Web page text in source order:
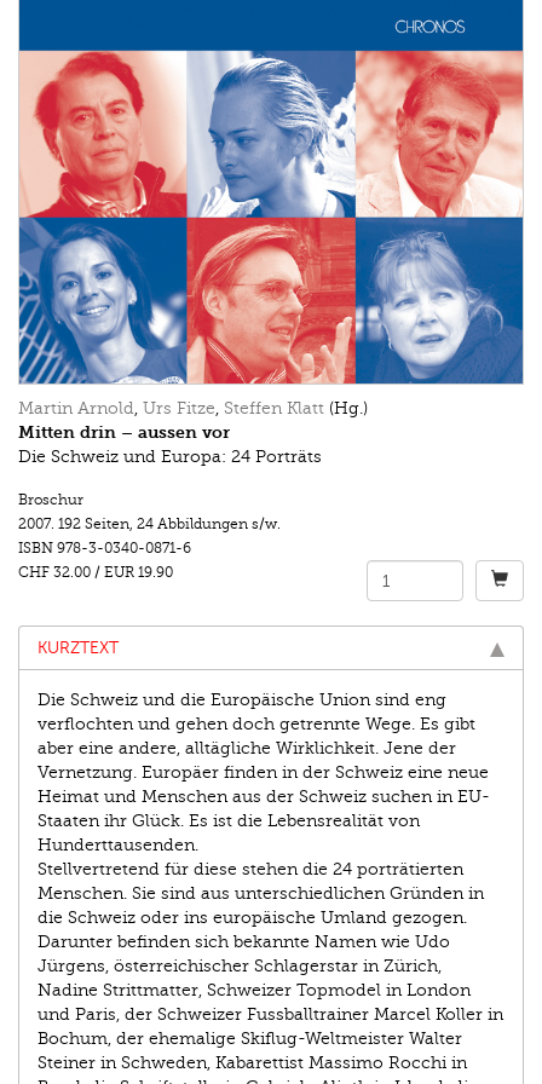
Martin Arnold, Urs Fitze, Steffen Klatt (Hg.)
Mitten drin – aussen vor
Die Schweiz und Europa: 24 Porträts
Broschur
2007. 192 Seiten, 24 Abbildungen s/w.
ISBN 978-3-0340-0871-6
CHF 32.00 / EUR 19.90
KURZTEXT
Die Schweiz und die Europäische Union sind eng
verﬂochten und gehen doch getrennte Wege. Es gibt
aber eine andere, alltägliche Wirklichkeit. Jene der
Vernetzung. Europäer ﬁnden in der Schweiz eine neue
Heimat und Menschen aus der Schweiz suchen in EU-
Staaten ihr Glück. Es ist die Lebensrealität von
Hunderttausenden.
Stellvertretend für diese stehen die 24 porträtierten
Menschen. Sie sind aus unterschiedlichen Gründen in
die Schweiz oder ins europäische Umland gezogen.
Darunter beﬁnden sich bekannte Namen wie Udo
Jürgens, österreichischer Schlagerstar in Zürich,
Nadine Strittmatter, Schweizer Topmodel in London
und Paris, der Schweizer Fussballtrainer Marcel Koller in
Bochum, der ehemalige Skiﬂug-Weltmeister Walter
Steiner in Schweden, Kabarettist Massimo Rocchi in